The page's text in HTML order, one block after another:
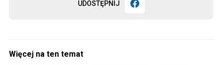
UDOSTĘPNIJ